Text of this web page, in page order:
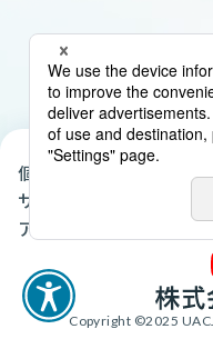
個人情報の取扱いにつ
サイトマップ
当サイト
アクセシビリティ・ポ
Copyright ©2025